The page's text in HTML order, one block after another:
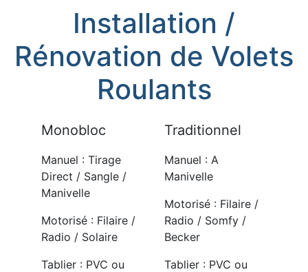
Installation /
Rénovation de Volets
Roulants
Monobloc
Manuel : Tirage
Direct / Sangle /
Manivelle
Motorisé : Filaire /
Radio / Solaire
Tablier : PVC ou
Traditionnel
Manuel : A
Manivelle
Motorisé : Filaire /
Radio / Somfy /
Becker
Tablier : PVC ou